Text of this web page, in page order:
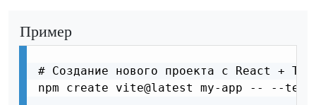
Пример
# Создание нового проекта с React +
npm create vite@latest my-app -- --